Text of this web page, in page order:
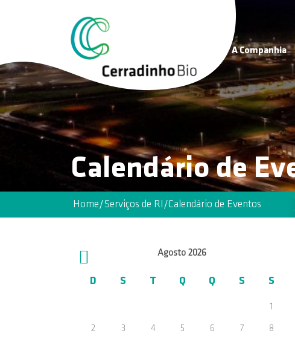
A Companhia
Calendário de
Home/Serviços de RI/Calendário de Eventos
Agosto 2026
D S T Q Q S S
1
2 3 4 5 6 7 8